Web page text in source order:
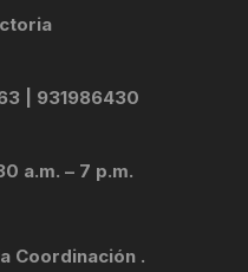
| 931986430
a.m. – 7 p.m.
Coordinación .